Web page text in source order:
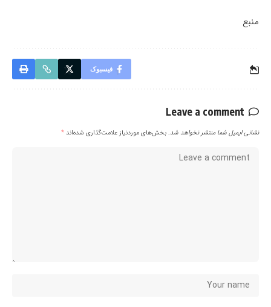
منبع
فیسبوک
Leave a comment
نشانی ایمیل شما منتشر نخواهد شد. بخش‌های موردنیاز علامت‌گذاری شده‌اند*